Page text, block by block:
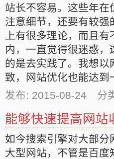
站长不容易。这些年
注意细节，还要有较
上有很多理论，而且
内，一直觉得很迷惑
的是去实践了。我想
致，网站优化也能达
发布: 2015-08-24 分
能够快速提高网站
如今搜索引擎对大部
大型网站，不管是百